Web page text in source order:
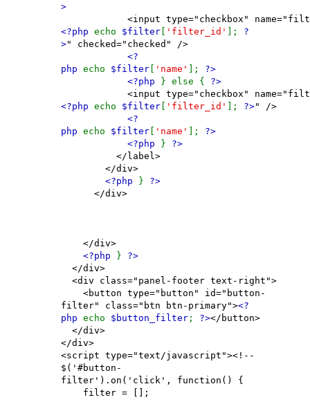
>
<input type="checkbox"
<?php echo $filter 'filter_id' ]; ?
>" checked="checked" />
<?
php echo $filter 'name' ]; ?>
<?php
} else { ?>
<input type="checkbox"
<?php echo $filter 'filter_id' ]; ?>" />
<?
php echo $filter 'name' ]; ?>
<?php
} ?>
</label>
</div>
<?php
} ?>
</div>
</div>
<?php
} ?>
</div>
<div class="panel-footer text-right">
<button type="button" id="button-
filter" class="btn btn-primary"><?
php echo $button_filter ; ?></button>
</div>
</div>
<script type="text/javascript"><!--
$('#button-
filter').on('click', function() {
filter = [];